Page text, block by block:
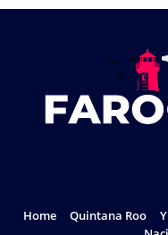
Home Quintana Roo